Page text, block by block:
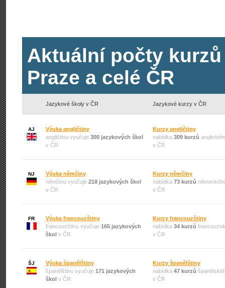
Aktuální počty
Praze a celé ČR
Jazykové školy v ČR Jazykové kurzy v ČR
AJ
Výuka angličtiny
angličtinu vyučuje 300 jazykových škol
v ČR
Kurzy angličtiny
nabídka 309 kurzů
v ČR
NJ
Výuka němčiny
němčinu vyučuje 218 jazykových škol
v ČR
Kurzy němčiny
nabídka 73 kurzů
v ČR
FR
Výuka francouzštiny
francouzštinu vyučuje 165 jazykových
škol v ČR
Kurzy francouzštiny
nabídka 34 kurzů
v ČR
ŠJ
Výuka španělštiny
španělštinu vyučuje 171 jazykových
škol v ČR
Kurzy španělštiny
nabídka 47 kurzů
v ČR